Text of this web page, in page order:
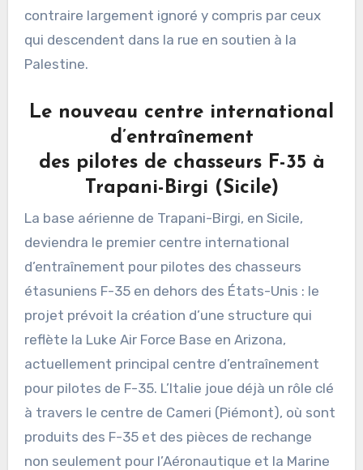
contraire largement ignoré y compris par ceux
qui descendent dans la rue en soutien à la
Palestine.
Le nouveau centre international
d’entraînement
des pilotes de chasseurs F-35 à
Trapani-Birgi (Sicile)
La base aérienne de Trapani-Birgi, en Sicile,
deviendra le premier centre international
d’entraînement pour pilotes des chasseurs
étasuniens F-35 en dehors des États-Unis : le
projet prévoit la création d’une structure qui
reflète la Luke Air Force Base en Arizona,
actuellement principal centre d’entraînement
pour pilotes de F-35. L’Italie joue déjà un rôle clé
à travers le centre de Cameri (Piémont), où sont
produits des F-35 et des pièces de rechange
non seulement pour l’Aéronautique et la Marine